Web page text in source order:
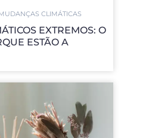
CLIMÁTICAS
EXTREMOS: O
ESTÃO A